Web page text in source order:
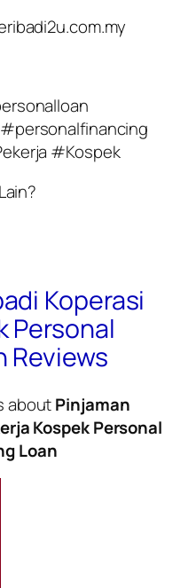
#Kospek
Koperasi
Personal
Reviews
aboutPinjaman
Kospek Personal
Loan